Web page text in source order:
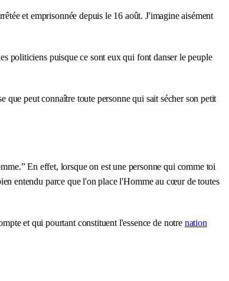
et emprisonnée depuis le 16 août. J'imagine aisément
politiciens puisque ce sont eux qui font danser le peuple
que peut connaître toute personne qui sait sécher son petit
En effet, lorsque on est une personne qui comme toi
entendu parce que l'on place l'Homme au cœur de toutes
et qui pourtant constituent l'essence de notre nation